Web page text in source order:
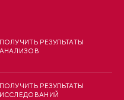
ПОЛУЧИТЬ РЕЗУЛЬТАТЫ
АНАЛИЗОВ
ПОЛУЧИТЬ РЕЗУЛЬТАТЫ
ИССЛЕДОВАНИЙ